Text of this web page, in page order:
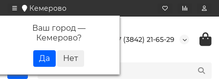
Кемерово
Ваш город —
Кемерово? +7 (3842) 21-65-29